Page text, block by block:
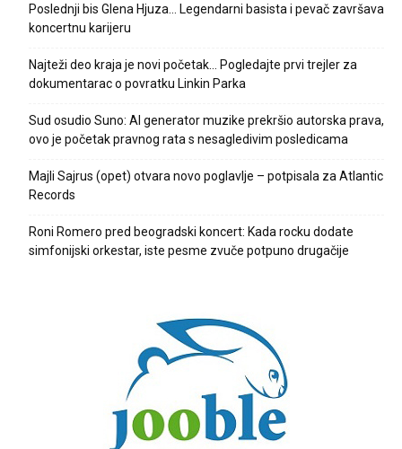
Poslednji bis Glena Hjuza… Legendarni basista i pevač završava
koncertnu karijeru
Najteži deo kraja je novi početak… Pogledajte prvi trejler za
dokumentarac o povratku Linkin Parka
Sud osudio Suno: AI generator muzike prekršio autorska prava,
ovo je početak pravnog rata s nesagledivim posledicama
Majli Sajrus (opet) otvara novo poglavlje – potpisala za Atlantic
Records
Roni Romero pred beogradski koncert: Kada rocku dodate
simfonijski orkestar, iste pesme zvuče potpuno drugačije